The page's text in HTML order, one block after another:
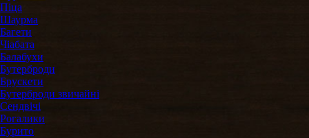
Піца
Шаурма
Багети
Чіабата
Балабухи
Бутерброди
Брускети
Бутерброди звичайні
Сендвічі
Рогалики
Бурито